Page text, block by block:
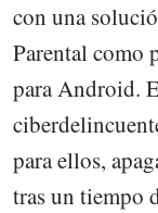
con una
Parental como
para Android.
para ellos,
tras un tiempo